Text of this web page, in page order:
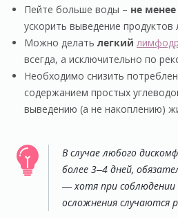
Пейте больше воды – не менее
ускорить выведение продуктов
Можно делать легкий
всегда, а исключительно по
Необходимо снизить
содержанием простых
выведению (а не накоплению)
В случае любого
более 3–4 дней,
— хотя при
осложнения случаются